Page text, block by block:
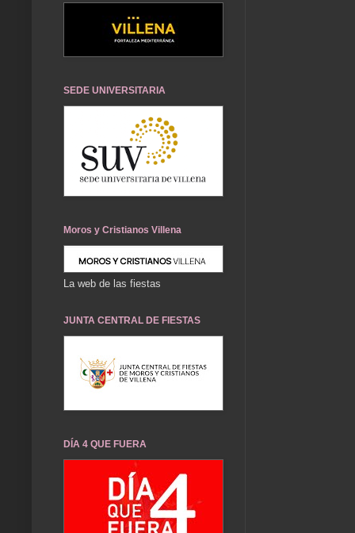
SEDE UNIVERSITARIA
Moros y Cristianos Villena
La web de las fiestas
JUNTA CENTRAL DE FIESTAS
DÍA 4 QUE FUERA